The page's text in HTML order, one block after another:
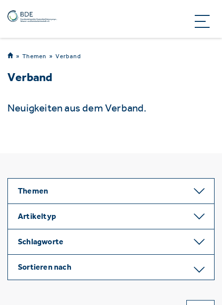
Themen Verband
Verband
Neuigkeiten aus dem Verband.
Themen
Artikeltyp
Schlagworte
Sortieren nach